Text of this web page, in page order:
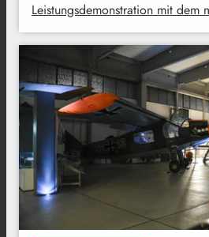
Leistungsdemonstration mit dem